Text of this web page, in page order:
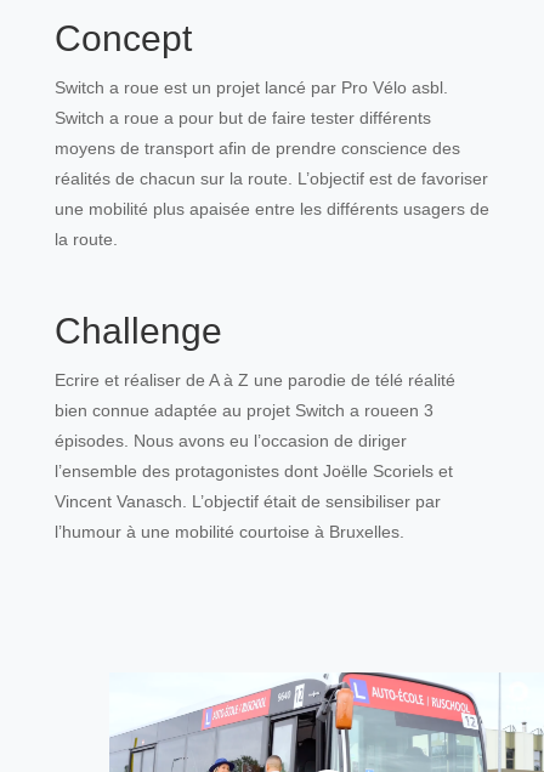
Concept
Switch a roue est un projet lancé par Pro Vélo asbl.
Switch a roue a pour but de faire tester différents
moyens de transport afin de prendre conscience des
réalités de chacun sur la route. L’objectif est de favoriser
une mobilité plus apaisée entre les différents usagers de
la route.
Challenge
Ecrire et réaliser de A à Z une parodie de télé réalité
bien connue adaptée au projet Switch a roueen 3
épisodes. Nous avons eu l’occasion de diriger
l’ensemble des protagonistes dont Joëlle Scoriels et
VincentVanasch. L’objectifétait de sensibiliser par
l’humour à une mobilité courtoise à Bruxelles.